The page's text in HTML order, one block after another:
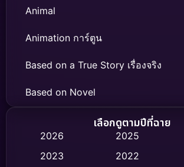
Animal
Animation การ์ตูน
Based on a True Story เรื่องจริง
Based on Novel
Biography ชีวิตจริงเลือกดูตามปีที่ฉาย
2026 2025
2023
2022